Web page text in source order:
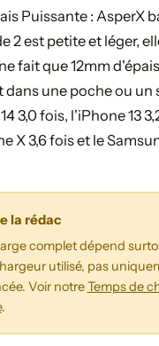
Puissante : AsperX
2 est petite et léger,
fait que 12mm
une poche ou un
3,0 fois, l'iPhone 13
X 3,6 fois et le
la rédac
complet dépend
utilisé, pas
Voir notreTemps de
.